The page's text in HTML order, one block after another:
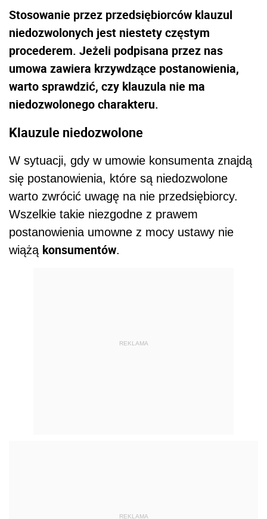
Stosowanie przez przedsiębiorców klauzul
niedozwolonych jest niestety częstym
procederem. Jeżeli podpisana przez nas
umowa zawiera krzywdzące postanowienia,
warto sprawdzić, czy klauzula nie ma
niedozwolonego charakteru.
Klauzule niedozwolone
W sytuacji, gdy w umowie konsumenta znajdą
się postanowienia, które są niedozwolone
warto zwrócić uwagę na nie przedsiębiorcy.
Wszelkie takie niezgodne z prawem
postanowienia umowne z mocy ustawy nie
wiążą konsumentów.
REKLAMA
REKLAMA